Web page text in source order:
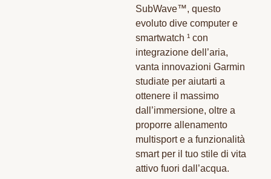
SubWave™, questo
evoluto dive computer e
smartwatch ¹ con
integrazione dell’aria,
vanta innovazioni Garmin
studiate per aiutarti a
ottenere il massimo
dall’immersione, oltre a
proporre allenamento
multisport e a funzionalità
smart per il tuo stile di vita
attivo fuori dall’acqua.